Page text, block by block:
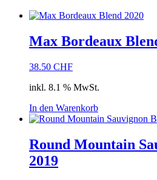
Max Bordeaux
38.50 CHF
inkl. 8.1 % MwSt.
In den Warenkorb
Round Mountain
2019